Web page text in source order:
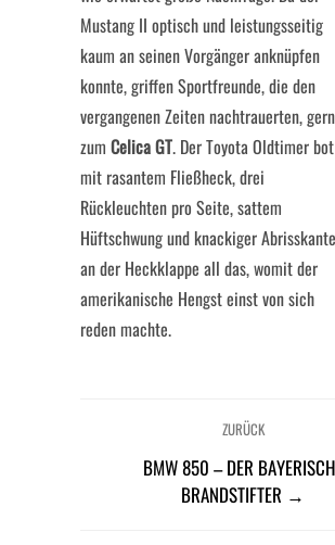
Mustang II optisch und leistungsseitig
kaum an seinen Vorgänger anknüpfen
konnte, griffen Sportfreunde, die den
vergangenen Zeiten nachtrauerten,
zum Celica GT. Der Toyota Oldtimer bot
mit rasantem Fließheck, drei
Rückleuchten pro Seite, sattem
Hüftschwung und knackiger Abrisskante
an der Heckklappe all das, womit der
amerikanische Hengst einst von sich
reden machte.
ZURÜCK
BMW 850 – DER
BRANDSTIFTER →